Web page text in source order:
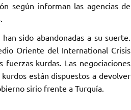
según informan las agencias de
sido abandonadas a su suerte.
Oriente del International Crisis
kurdas. Las negociaciones
están dispuestos a devolver
sirio frente a Turquía.